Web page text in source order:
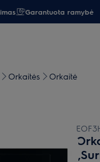
Garantuota ramybė
Orkaitės Orkaitė